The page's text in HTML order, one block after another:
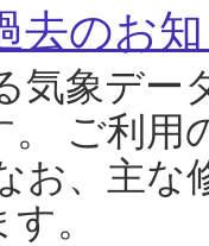
去のお
気象デー
。 ご利用
お、主な
。